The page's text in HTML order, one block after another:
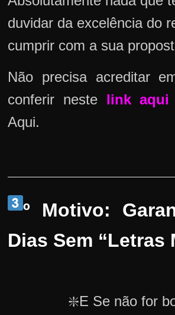
duvidar da excelência do
cumprir com a sua
Não precisa acreditar
conferir neste link aqui
Aqui.
º Motivo:
Dias Sem “Letras
❇️E Se não for